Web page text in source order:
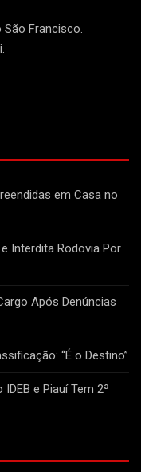
São Francisco.
em Casa no
Interdita Rodovia Por
Após Denúncias
“É o Destino”
e Piauí Tem 2ª